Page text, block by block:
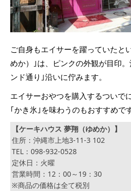
ご自身もエイサーを躍っていたと
めか）｣は、ピンクの外観が目印
ンド通り｣沿いに佇みます。
エイサーおやつを購入するついで
｢かき氷｣を味わうのもおすすめで
【ケーキハウス 夢翔（ゆめか）】
住所：沖縄市上地3-11-3 102
TEL：098-932-0528
定休日：火曜
営業時間：12：00～19：30
※商品の価格は全て税別